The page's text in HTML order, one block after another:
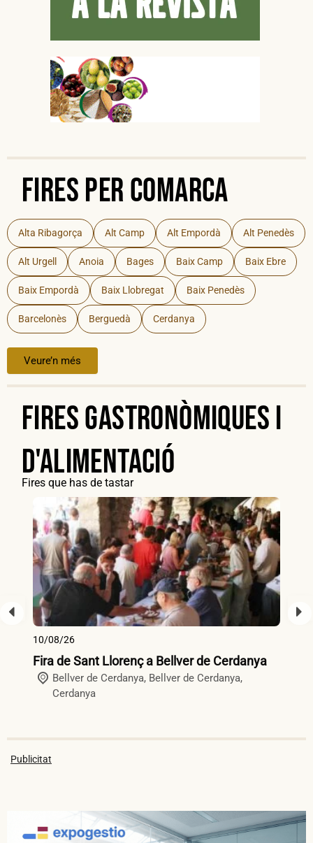
Fires per Comarca
Alta Ribagorça Alt Camp Alt Empordà Alt Penedès
Alt Urgell Anoia Bages Baix Camp Baix Ebre
Baix Empordà Baix Llobregat Baix Penedès
Barcelonès Berguedà Cerdanya
Veure’n més
Fires gastronòmiques i
d'alimentació
Fires que has de tastar
10/08/26
Fira de Sant Llorenç a Bellver de Cerdanya
Bellver de Cerdanya, Bellver de Cerdanya,
Cerdanya
Publicitat